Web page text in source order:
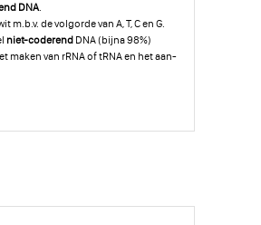
DNA.
m.b.v. de volgorde van A, T, C en G.
niet-coderendDNA (bijna 98%)
maken van rRNA of tRNA en het aan-